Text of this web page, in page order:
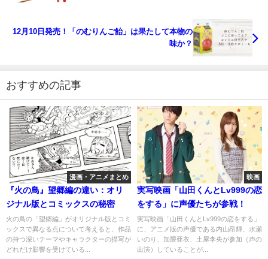
12月10日発売！「のむりんご飴」は果たして本物の
味か？
おすすめの記事
漫画・アニメまとめ
『火の鳥』望郷編の違い：オリ
ジナル版とコミックスの秘密
火の鳥の「望郷編」がオリジナル版とコミ
ックスで異なる点について考えると、作品
の持つ深いテーマやキャラクターの描写が
どれだけ影響を受けている...
映画
実写映画「山田くんとLv999の恋
をする」に声優たちが参戦！
実写映画「山田くんとLv999の恋をする」
に、アニメ版の声優である内山昂輝、水瀬
いのり、加隈亜衣、土屋李央が参加（声の
出演）していることが...